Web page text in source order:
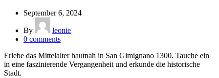
September 6, 2024
By
leonie
0 comments
Erlebe das Mittelalter hautnah in San Gimignano 1300. Tauche ein
in eine faszinierende Vergangenheit und erkunde die historische
Stadt.